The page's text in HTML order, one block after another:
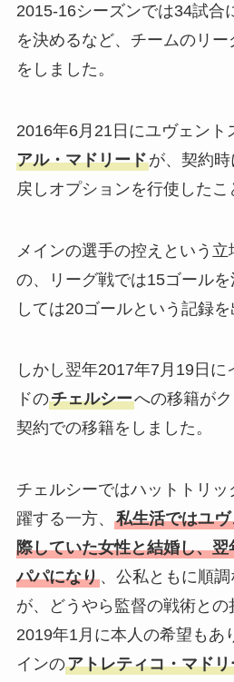
2015-16シーズンでは34試合
を決めるなど、チームのリ
をしました。
2016年6月21日にユヴェント
アル・マドリードが、契約
戻しオプションを行使したこ
メインの選手の控えという
の、リーグ戦では15ゴール
しては20ゴールという記録を
しかし翌年2017年7月19日
ドのチェルシーへの移籍が
契約での移籍をしました。
チェルシーではハットトリ
躍する一方、 私生活ではユ
際していた女性と結婚し、
パパになり、公私ともに順
が、どうやら監督の戦術との
2019年1月に本人の希望もあ
インのアトレティコ・マドリ